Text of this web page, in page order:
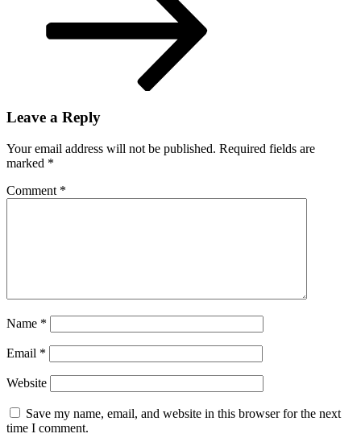
Leave a Reply
Your email address will not be published. Required fields are
marked *
Comment *
Name *
Email *
Website
Save my name, email, and website in this browser for the next
time I comment.